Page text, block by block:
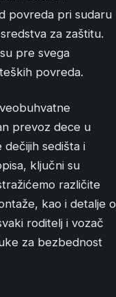
povreda pri sudaru
za zaštitu.
pre svega
povreda.
prevoz dece u
dečijih sedišta i
ključni su
različite
kao i detalje o
roditelj i vozač
za bezbednost